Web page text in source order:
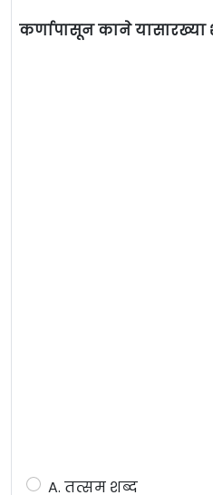
कर्णापासून काने यासारख्या
A. तत्सम शब्द